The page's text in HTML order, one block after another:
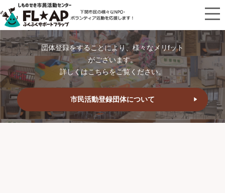
団体登録をすることにより、様々なメリfット
がございます。
詳しくはこちらをご覧ください。
市民活動登録団体について